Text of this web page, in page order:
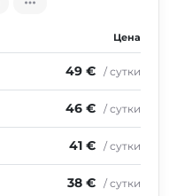
Цена
49 € / сутки
46 € / сутки
41 € / сутки
38 € / сутки